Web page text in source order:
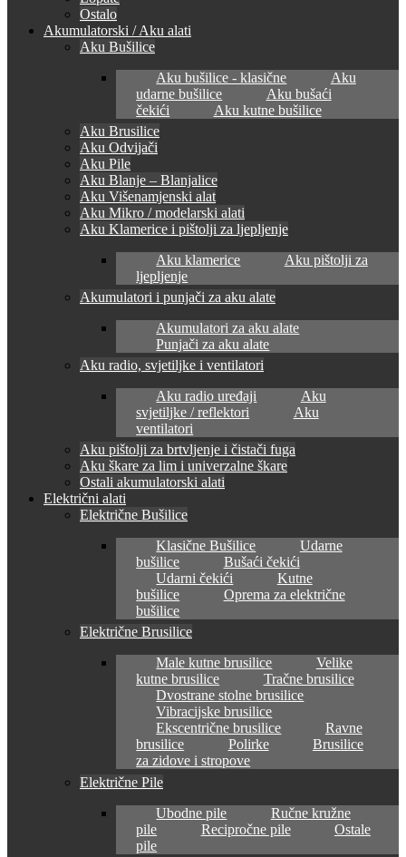
Ostalo
Akumulatorski / Aku alati
Aku Bušilice
Aku bušilice - klasične
Aku
udarne bušilice
Aku bušaći
čekići
Aku kutne bušilice
Aku Brusilice
Aku Odvijači
Aku Pile
Aku Blanje – Blanjalice
Aku Višenamjenski alat
Aku Mikro / modelarski alati
Aku Klamerice i pištolji za ljepljenje
Aku klamerice
Aku pištolji za
ljepljenje
Akumulatori i punjači za aku alate
Akumulatori za aku alate
Punjači za aku alate
Aku radio, svjetiljke i ventilatori
Aku radio uređaji
Aku
svjetiljke / reflektori
Aku
ventilatori
Aku pištolji za brtvljenje i čistači fuga
Aku škare za lim i univerzalne škare
Ostali akumulatorski alati
Električni alati
Električne Bušilice
Klasične Bušilice
Udarne
bušilice
Bušaći čekići
Udarni čekići
Kutne
bušilice
Oprema za električne
bušilice
Električne Brusilice
Male kutne brusilice
Velike
kutne brusilice
Tračne brusilice
Dvostrane stolne brusilice
Vibracijske brusilice
Ekscentrične brusilice
Ravne
brusilice
Polirke
Brusilice
za zidove i stropove
Električne Pile
Ubodne pile
Ručne kružne
pile
Recipročne pile
Ostale
pile